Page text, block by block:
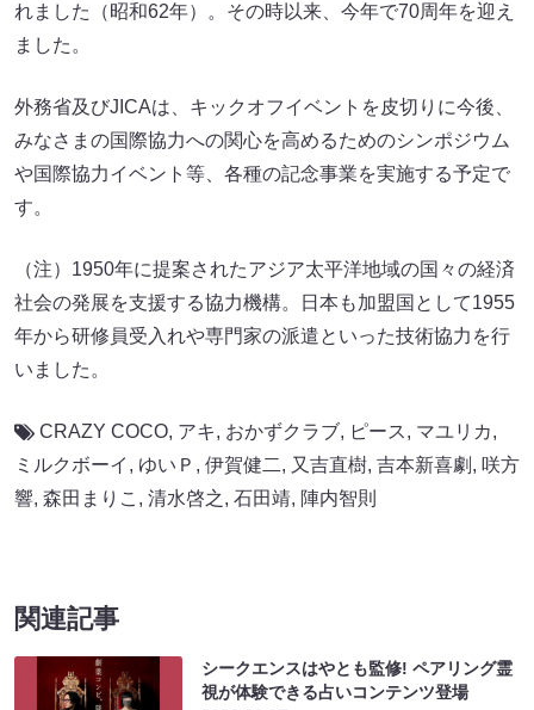
れました（昭和62年）。その時以来、今年で70周年を迎え
ました。
外務省及びJICAは、キックオフイベントを皮切りに今後、
みなさまの国際協力への関心を高めるためのシンポジウム
や国際協力イベント等、各種の記念事業を実施する予定で
す。
（注）1950年に提案されたアジア太平洋地域の国々の経済
社会の発展を支援する協力機構。日本も加盟国として1955
年から研修員受入れや専門家の派遣といった技術協力を行
いました。
CRAZY COCO, アキ, おかずクラブ, ピース, マユリカ,
ミルクボーイ , ゆいＰ , 伊賀健二, 又吉直樹, 吉本新喜劇 , 咲方
響, 森田まりこ , 清水啓之, 石田靖, 陣内智則
関連記事
シークエンスはやとも監修! ペアリング霊
視が体験できる占いコンテンツ登場